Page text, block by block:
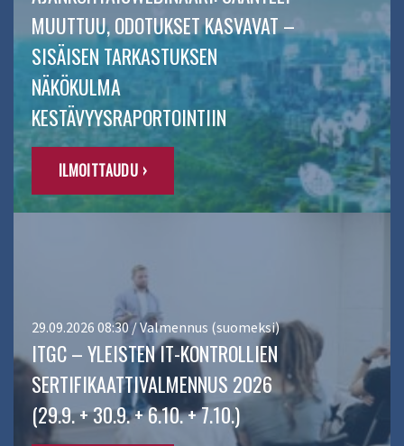
MUUTTUU, ODOTUKSET KASVAVAT –
SISÄISEN TARKASTUKSEN
NÄKÖKULMA
KESTÄVYYSRAPORTOINTIIN
ILMOITTAUDU ›
29.09.2026 08:30 / Valmennus (suomeksi)
ITGC – YLEISTEN IT-KONTROLLIEN
SERTIFIKAATTIVALMENNUS 2026
(29.9. + 30.9. + 6.10. + 7.10.)